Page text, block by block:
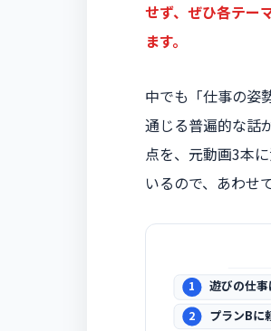
せず、ぜひ各テー
ます。
中でも「仕事の姿
通じる普遍的な話
点を、元動画3本
いるので、あわせ
1 遊びの仕
2 プランBに